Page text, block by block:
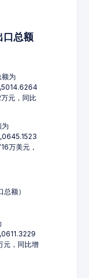
口总额
为
元，同比
万美元，
额）
元，同比增